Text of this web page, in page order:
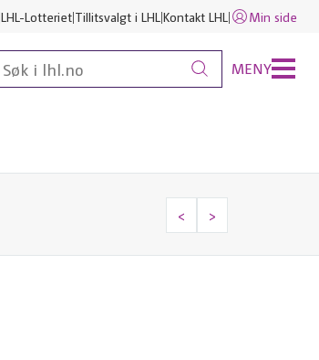
LHL-Lotteriet Tillitsvalgt i LHL Kontakt LHL Min side
MENY
< >